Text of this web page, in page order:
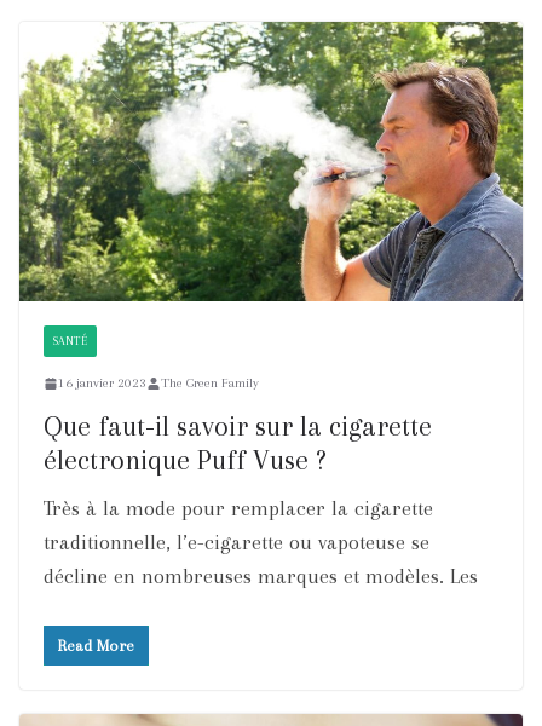
SANTÉ
16 janvier 2023 The Green Family
Que faut-il savoir sur la cigarette
électronique Puff Vuse ?
Très à la mode pour remplacer la cigarette
traditionnelle, l’e-cigarette ou vapoteuse se
décline en nombreuses marques et modèles. Les
Read More